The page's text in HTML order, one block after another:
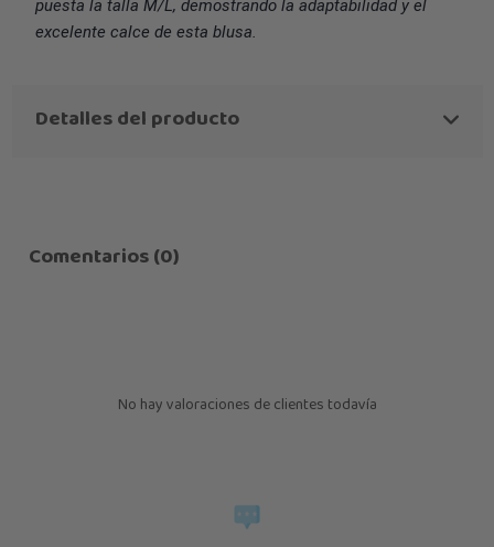
puesta la talla M/L, demostrando la adaptabilidad y el
excelente calce de esta blusa.
Detalles del producto
Comentarios (0)
No hay valoraciones de clientes todavía